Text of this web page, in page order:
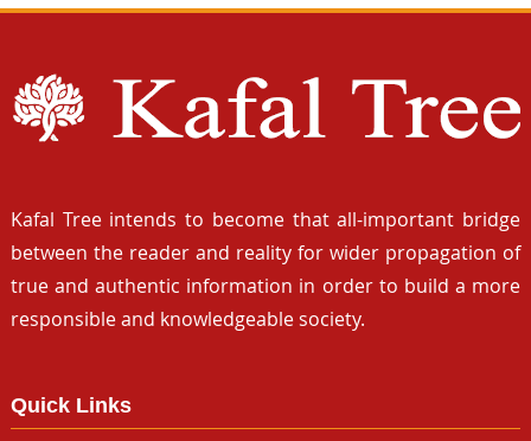
Kafal Tree intends to become that all-important bridge
between the reader and reality for wider propagation of
true and authentic information in order to build a more
responsible and knowledgeable society.
Quick Links